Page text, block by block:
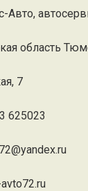
Авто,
область
7
625023